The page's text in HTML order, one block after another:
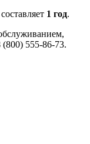
1 год.
555-86-73.